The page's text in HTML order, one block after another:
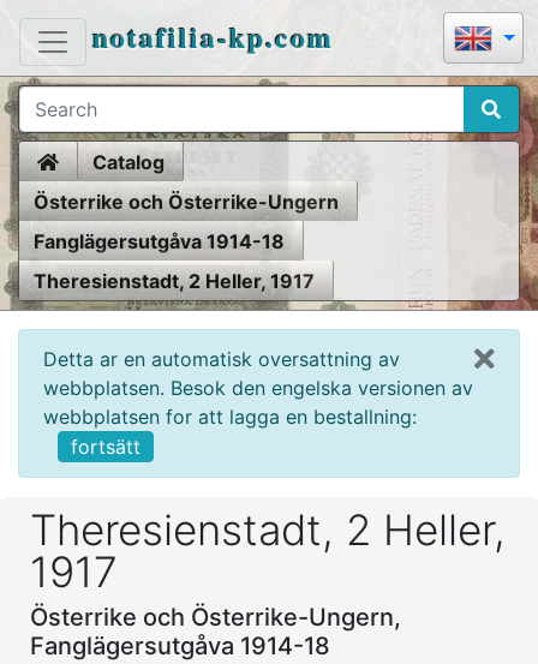
notafilia-kp.com
HomeCatalog
Österrike och Österrike-Ungern
Fanglägersutgåva 1914-18
Theresienstadt, 2 Heller, 1917
Detta ar en automatisk oversattning av
webbplatsen. Besok den engelska versionen av
webbplatsen for att lagga en bestallning:
fortsätt
Theresienstadt, 2 Heller,
1917
Österrike och Österrike-Ungern,
Fanglägersutgåva 1914-18